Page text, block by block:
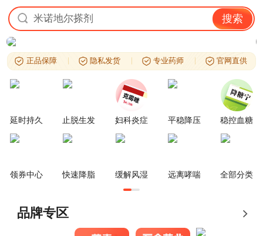
米诺地尔搽剂 搜索
正品保障 隐私发货 专业药师 官网直供
延时持久 止脱生发 妇科炎症 平稳降压 稳控血糖
领券中心 快速降脂 缓解风湿 远离哮喘 全部分类
品牌专区